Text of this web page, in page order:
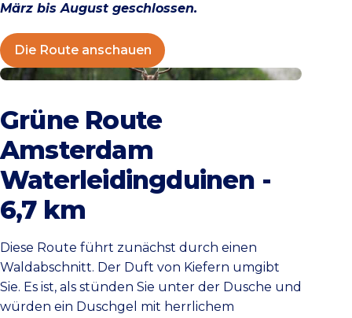
März bis August geschlossen.
Die Route anschauen
Die Route anschauen
Grüne Route
Amsterdam
Waterleidingduinen -
6,7 km
Diese Route führt zunächst durch einen
Waldabschnitt. Der Duft von Kiefern umgibt
Sie. Es ist, als stünden Sie unter der Dusche und
würden ein Duschgel mit herrlichem